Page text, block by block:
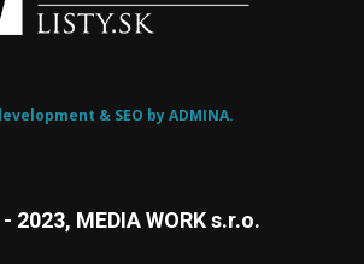
& SEO by ADMINA.
2023, MEDIA WORK s.r.o.